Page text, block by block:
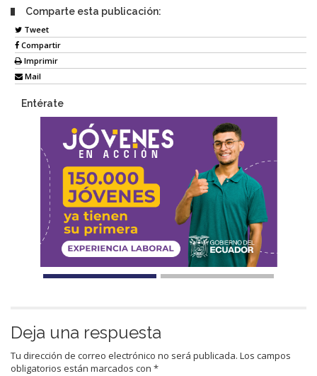
Comparte esta publicación:
Tweet
Compartir
Imprimir
Mail
Entérate
Deja una respuesta
Tu dirección de correo electrónico no será publicada. Los campos
obligatorios están marcados con *